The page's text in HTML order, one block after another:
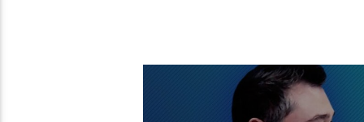
00:11 READ TIME